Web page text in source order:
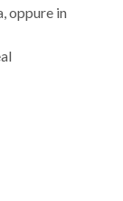
oppure in